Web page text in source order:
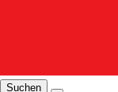
Suchen